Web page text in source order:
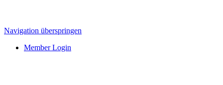
Navigation überspringen
Member Login